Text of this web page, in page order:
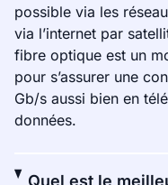
possible via les
via l’internet par
fibre optique est un
pour s’assurer une
Gb/s aussi bien en
données.
Quel est le